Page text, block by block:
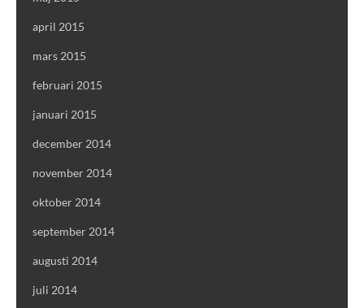
april 2015
mars 2015
februari 2015
januari 2015
december 2014
november 2014
oktober 2014
september 2014
augusti 2014
juli 2014